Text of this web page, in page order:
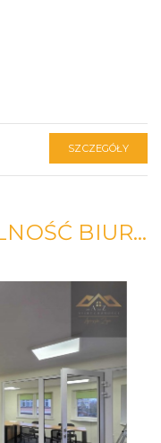
SZCZEGÓŁY
LOKAL POD DZIAŁALNOŚĆ BIUROWĄ LUB USŁUGOWĄ W TARNOWIE